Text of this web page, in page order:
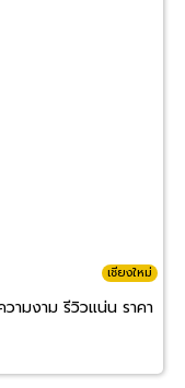
เชียงใหม่
ามงาม รีวิวแน่น ราคา